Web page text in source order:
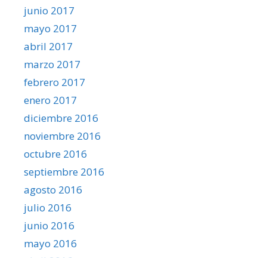
junio 2017
mayo 2017
abril 2017
marzo 2017
febrero 2017
enero 2017
diciembre 2016
noviembre 2016
octubre 2016
septiembre 2016
agosto 2016
julio 2016
junio 2016
mayo 2016